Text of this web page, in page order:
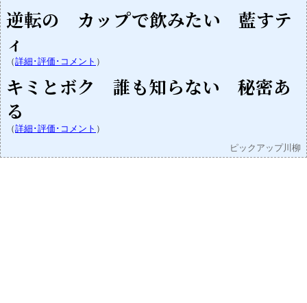
逆転の カップで飲みたい 藍すテ
ィ
（詳細･評価･コメント ）
キミとボク 誰も知らない 秘密あ
る
（詳細･評価･コメント ）
ピックアップ川柳